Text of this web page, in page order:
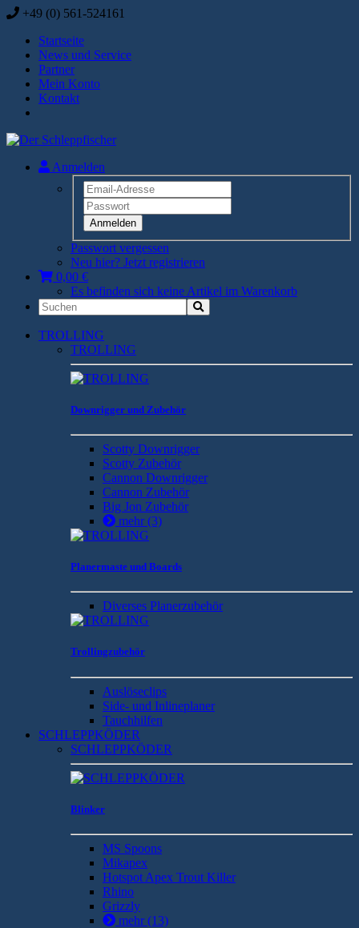
+49 (0) 561-524161
Startseite
News und Service
Partner
Mein Konto
Kontakt
Anmelden
Anmelden
Passwort vergessen
Neu hier? Jetzt registrieren
0,00 €
Es befinden sich keine Artikel im Warenkorb
TROLLING
TROLLING
Downrigger und Zubehör
Scotty Downrigger
Scotty Zubehör
Cannon Downrigger
Cannon Zubehör
Big Jon Zubehör
mehr(3)
Planermaste und Boards
Diverses Planerzubehör
Trollingzubehör
Auslöseclips
Side- und Inlineplaner
Tauchhilfen
SCHLEPPKÖDER
SCHLEPPKÖDER
Blinker
MS Spoons
Mikapex
Hotspot Apex Trout Killer
Rhino
Grizzly
mehr(13)